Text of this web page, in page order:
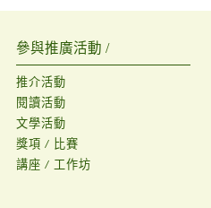
參與推廣活動 /
推介活動
閱讀活動
文學活動
獎項 / 比賽
講座 / 工作坊